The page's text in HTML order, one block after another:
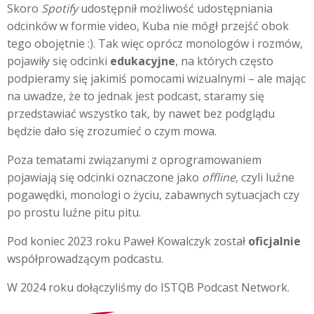
Skoro Spotifyudostępnił możliwość udostępniania
odcinków w formie video, Kuba nie mógł przejść obok
tego obojętnie :). Tak więc oprócz monologów i rozmów,
pojawiły się odcinki edukacyjne, na których często
podpieramy się jakimiś pomocami wizualnymi – ale mając
na uwadze, że to jednak jest podcast, staramy się
przedstawiać wszystko tak, by nawet bez podglądu
będzie dało się zrozumieć o czym mowa.
Poza tematami związanymi z oprogramowaniem
pojawiają się odcinki oznaczone jako offline, czyli luźne
pogawędki, monologi o życiu, zabawnych sytuacjach czy
po prostu luźne pitu pitu.
Pod koniec 2023 roku Paweł Kowalczyk został oficjalnie
współprowadzącym podcastu.
W 2024 roku dołączyliśmy do ISTQB Podcast Network.